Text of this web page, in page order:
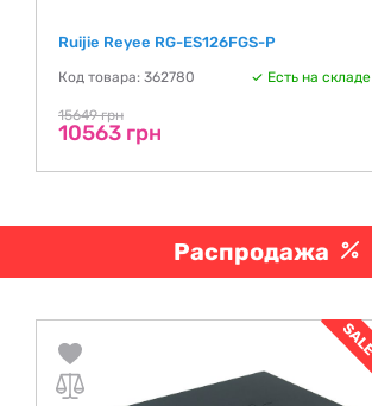
Ruijie Reyee RG-ES126FGS-P
Код товара: 362780 Есть на складе
15649 грн
10563 грн
Распродажа